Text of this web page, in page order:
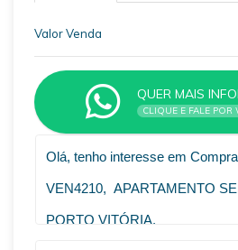
Valor Venda
QUER MAIS
CLIQUE E FALE POR
VOLTAR